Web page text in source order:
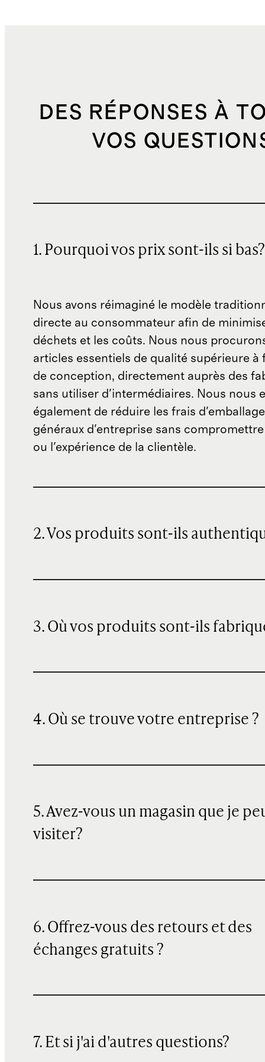
DES RÉPONSES À
VOS
1. Pourquoi vos prix sont-ils si bas?
Nous avons réimaginé le modèle
directe au consommateur afin de
déchets et les coûts. Nous nous
articles essentiels de qualité supérieure à
de conception, directement auprès des
sans utiliser d'intermédiaires. Nous nous
également de réduire les frais
généraux d'entreprise sans
ou l'expérience de la clientèle.
2. Vos produits sont-ils
3. Où vos produits sont-ils
4. Où se trouve votre entreprise ?
5. Avez-vous un magasin que je
visiter?
6. Offrez-vous des retours et des
échanges gratuits ?
7. Et si j'ai d'autres questions?